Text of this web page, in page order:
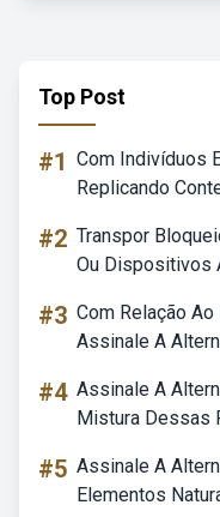
Top Post
#1 Com Indivíduos
Replicando
#2 Transpor
Ou Dispositivos
#3 Com Relação
Assinale A
#4 Assinale A
Mistura Dessas
#5 Assinale A
Elementos